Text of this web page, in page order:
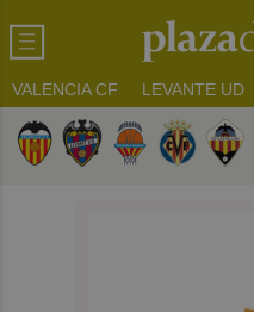
VALENCIA CF LEVANTE UD